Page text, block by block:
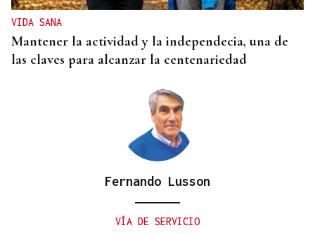
VIDA SANA
Mantener la actividad y la independecia, una de
las claves para alcanzar la centenariedad
Fernando Lusson
VÍA DE SERVICIO